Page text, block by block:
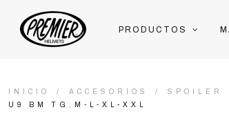
PRODUCTOS
INICIO ACCESORIOS SPOILER
U9 BM TG.M-L-XL-XXL